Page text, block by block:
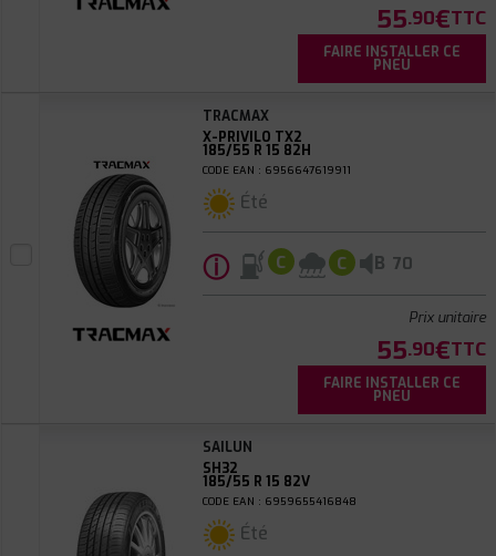
55.90€TTC
FAIRE INSTALLER CE
PNEU
TRACMAX
X-PRIVILO TX2
185/55 R 15 82H
CODE EAN : 6956647619911
Été
ⓘ C C B 70
Prix unitaire
55.90€TTC
FAIRE INSTALLER CE
PNEU
SAILUN
SH32
185/55 R 15 82V
CODE EAN : 6959655416848
Été